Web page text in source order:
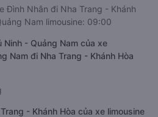
Đình Nhân đi Nha Trang - Khánh
Nam limousine: 09:00
- Quảng Nam của xe
Nam đi Nha Trang - Khánh Hòa
- Khánh Hòa của xe limousine